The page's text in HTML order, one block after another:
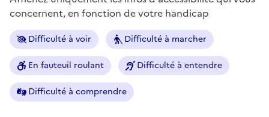
concernent, en fonction de votre handicap
Difficulté à voir Difficulté à marcher
En fauteuil roulant Difficulté à entendre
Difficulté à comprendre